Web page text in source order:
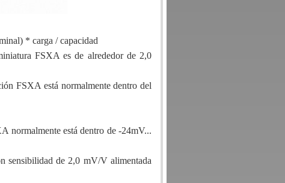
* carga / capacidad
FSXA es de alrededor de 2,0
FSXA está normalmente dentro del
normalmente está dentro de -24mV...
sensibilidad de 2,0 mV/V alimentada